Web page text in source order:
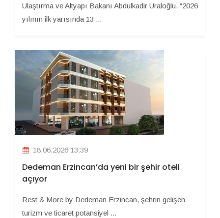
Ulaştırma ve Altyapı Bakanı Abdulkadir Uraloğlu, “2026
yılının ilk yarısında 13 ...
18.06.2026 13:39
Dedeman Erzincan’da yeni bir şehir oteli
açıyor
Rest & More by Dedeman Erzincan, şehrin gelişen
turizm ve ticaret potansiyel ...